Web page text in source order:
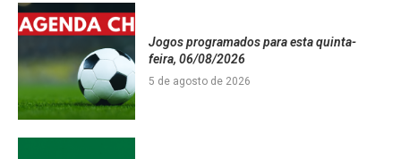
Jogos programados para esta quinta-
feira, 06/08/2026
5 de agosto de 2026